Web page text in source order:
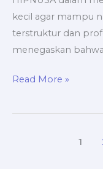
kecil agar mampu
terstruktur dan
menegaskan
Read More »
1